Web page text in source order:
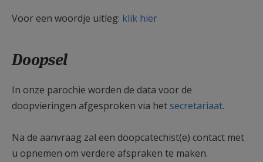
Voor een woordje uitleg: klik hier
Doopsel
In onze parochie worden de data voor de
doopvieringen afgesproken via het secretariaat.
Na de aanvraag zal een doopcatechist(e) contact met
u opnemen om verdere afspraken te maken.